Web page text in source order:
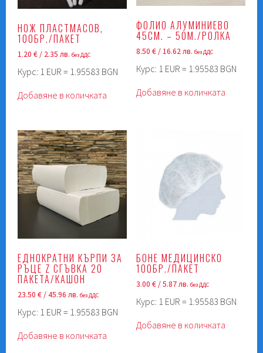
НОЖ ПЛАСТМАСОВ,
100БР./ПАКЕТ
1.20€/ 2.35 лв.без ДДС
Курс: 1 EUR = 1.95583 BGN
Добавяне в количката
ФОЛИО АЛУМИНИЕВО
45СМ. – 50М./РОЛКА
8.50 €/ 16.62 лв. без ДДС
Курс: 1 EUR = 1.95583 BGN
Добавяне в количката
ЕДНОКРАТНИ КЪРПИ ЗА
РЪЦЕ Z СГЪВКА 20
ПАКЕТА/КАШОН
23.50€/ 45.96 лв.без ДДС
Курс: 1 EUR = 1.95583 BGN
Добавяне в количката
БОНЕ МЕДИЦИНСКО
100БР./ПАКЕТ
3.00 €/ 5.87 лв. без ДДС
Курс: 1 EUR = 1.95583 BGN
Добавяне в количката